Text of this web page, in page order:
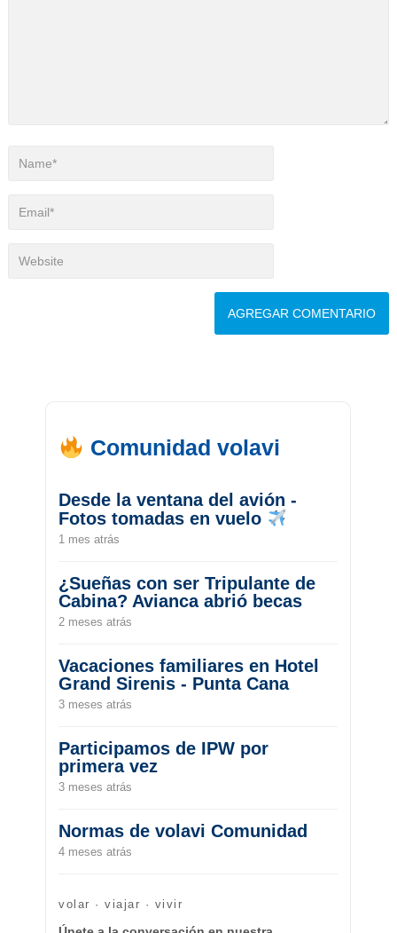
Comunidad volavi
Desde la ventana del avión -
Fotos tomadas en vuelo
1 mes atrás
¿Sueñas con ser Tripulante de
Cabina? Avianca abrió becas
2 meses atrás
Vacaciones familiares en Hotel
Grand Sirenis - Punta Cana
3 meses atrás
Participamos de IPW por
primera vez
3 meses atrás
Normas de volavi Comunidad
4 meses atrás
volar · viajar · vivir